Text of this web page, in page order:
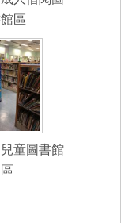
區
童圖書館
區